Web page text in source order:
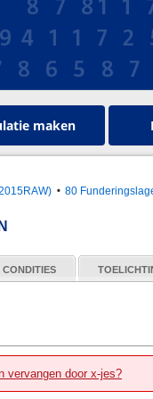
maken
80
CONDITIES
vervangen door x-jes?